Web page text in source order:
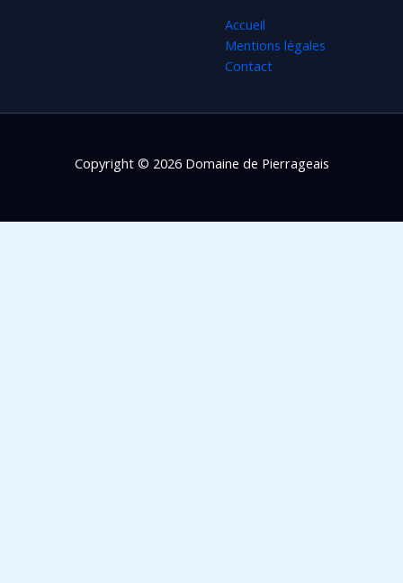
Accueil
Mentions légales
Contact
Copyright © 2026 Domaine de Pierrageais